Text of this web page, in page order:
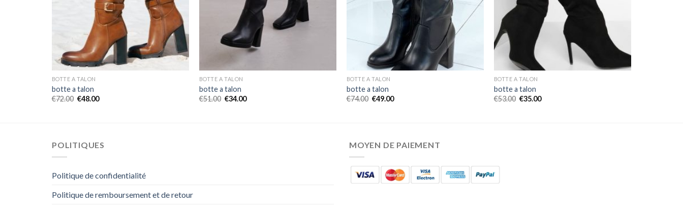
BOTTE A TALON
botte a talon
€72.00 €48.00
BOTTE A TALON
botte a talon
€51.00 €34.00
BOTTE A TALON
botte a talon
€74.00 €49.00
BOTTE A TALON
botte a talon
€53.00 €35.00
POLITIQUES
Politique de confidentialité
Politique de remboursement et de retour
MOYEN DE PAIEMENT